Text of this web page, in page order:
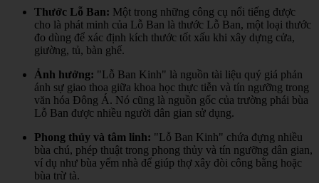
Thước Lỗ Ban: Một trong những công cụ nổi tiếng được
cho là phát minh của Lỗ Ban là thước Lỗ Ban, một loại thước
đo dùng để xác định kích thước tốt xấu khi xây dựng cửa,
giường, tủ, bàn ghế.
Ảnh hưởng: "Lỗ Ban Kinh" là nguồn tài liệu quý giá phản
ánh sự giao thoa giữa khoa học thực tiễn và tín ngưỡng trong
văn hóa Đông Á. Nó cũng là nguồn gốc của trường phái bùa
Lỗ Ban được nhiều người dân gian sử dụng.
Phong thủy và tâm linh: "Lỗ Ban Kinh" chứa đựng nhiều
bùa chú, phép thuật trong phong thủy và tín ngưỡng dân gian,
ví dụ như bùa yểm nhà để giúp thợ xây đòi công bằng hoặc
bùa trừ tà.